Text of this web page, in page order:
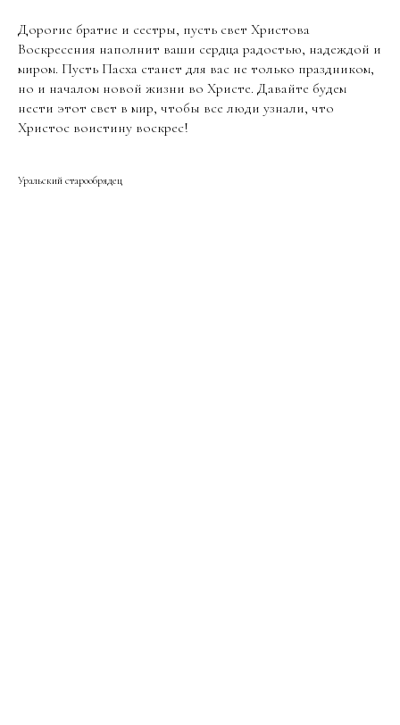
Дорогие братие и сестры, пусть свет Христова
Воскресения наполнит ваши сердца радостью, надеждой и
миром. Пусть Пасха станет для вас не только праздником,
но и началом новой жизни во Христе. Давайте будем
нести этот свет в мир, чтобы все люди узнали, что
Христос воистину воскрес!
Уральский старообрядец